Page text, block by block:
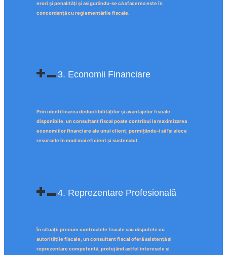
erori și penalități și asigurându-se că afacerea este în
concordanță cu reglementările fiscale.
3. Economii Financiare
Prin identificarea deductibilităților și avantajelor fiscale
disponibile, un consultant fiscal poate contribui la maximizarea
economiilor financiare ale unui client, permițându-i să își aloce
resursele în mod mai eficient și sustenabil.
4. Reprezentare Profesională
În situații precum controalele fiscale sau disputele cu
autoritățile fiscale, un consultant fiscal oferă asistență și
reprezentare competentă, protejând astfel interesele și